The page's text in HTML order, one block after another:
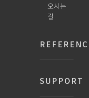
오시는
길
SUPPORT